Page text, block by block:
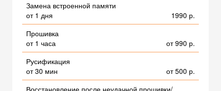
Замена встроенной памяти
от 1 дня
1990 р.
Прошивка
от 1 часа
от 990 р.
Русификация
от 30 мин
от 500 р.
Восстановление после неудачной прошивки/